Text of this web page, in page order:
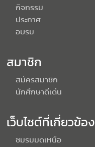
กิจกรรม
ประกาศ
อบรม
สมาชิก
สมัครสมาชิก
นักศึกษาดีเด่น
เว็บไซต์ที่เกี่ยวข้อง
ชมรมมดเหนือ